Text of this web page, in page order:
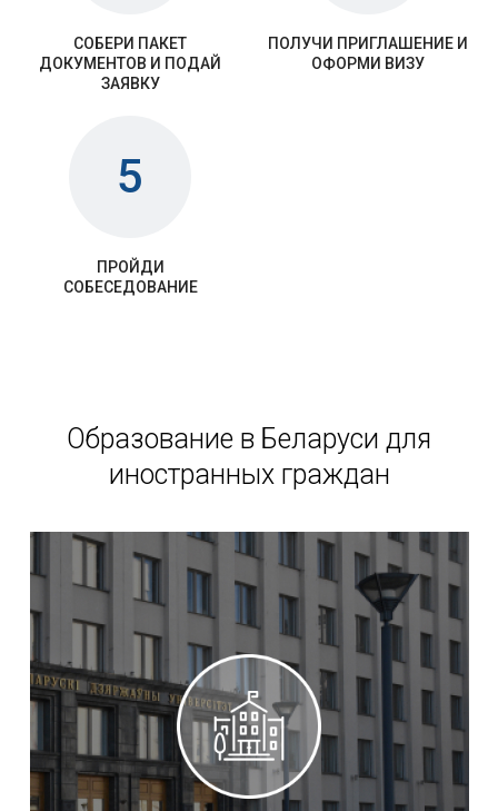
СОБЕРИ ПАКЕТ
ДОКУМЕНТОВ И ПОДАЙ
ЗАЯВКУ
ПОЛУЧИ ПРИГЛАШЕНИЕ И
ОФОРМИ ВИЗУ
5
ПРОЙДИ
СОБЕСЕДОВАНИЕ
Образование в Беларуси для
иностранных граждан